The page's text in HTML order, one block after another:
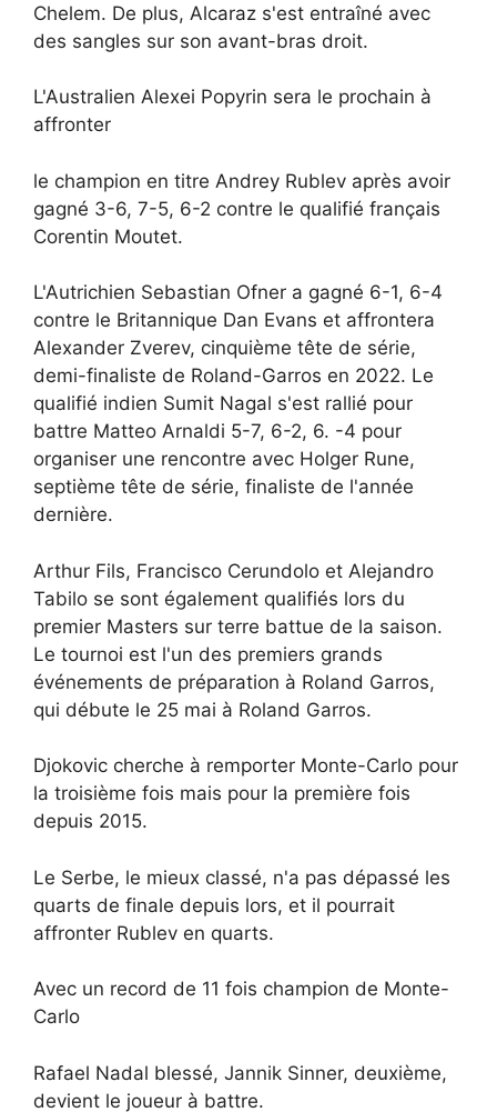
Chelem. De plus, Alcaraz s'est entraîné avec
des sangles sur son avant-bras droit.
L'Australien Alexei Popyrin sera le prochain à
affronter
le champion en titre Andrey Rublev après avoir
gagné 3-6, 7-5, 6-2 contre le qualifié français
Corentin Moutet.
L'Autrichien Sebastian Ofner a gagné 6-1, 6-4
contre le Britannique Dan Evans et affrontera
Alexander Zverev, cinquième tête de série,
demi-finaliste de Roland-Garros en 2022. Le
qualifié indien Sumit Nagal s'est rallié pour
battre Matteo Arnaldi 5-7, 6-2, 6. -4 pour
organiser une rencontre avec Holger Rune,
septième tête de série, finaliste de l'année
dernière.
Arthur Fils, Francisco Cerundolo et Alejandro
Tabilo se sont également qualifiés lors du
premier Masters sur terre battue de la saison.
Le tournoi est l'un des premiers grands
événements de préparation à Roland Garros,
qui débute le 25 mai à Roland Garros.
Djokovic cherche à remporter Monte-Carlo pour
la troisième fois mais pour la première fois
depuis 2015.
Le Serbe, le mieux classé, n'a pas dépassé les
quarts de finale depuis lors, et il pourrait
affronter Rublev en quarts.
Avec un record de 11 fois champion de Monte-
Carlo
Rafael Nadal blessé, Jannik Sinner, deuxième,
devient le joueur à battre.